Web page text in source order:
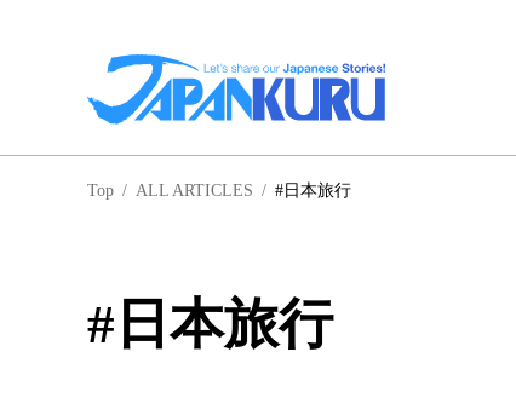
Top / ALL ARTICLES / #日本旅行
#日本旅行